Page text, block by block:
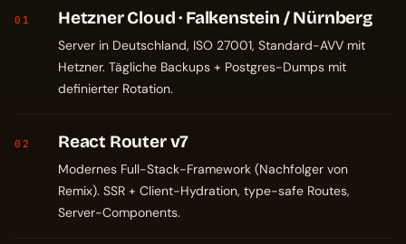
01 Hetzner Cloud · Falkenstein / Nürnberg
Server in Deutschland, ISO 27001, Standard-AVV mit
Hetzner. Tägliche Backups + Postgres-Dumps mit
definierter Rotation.
02 React Router v7
Modernes Full-Stack-Framework (Nachfolger von
Remix). SSR + Client-Hydration, type-safe Routes,
Server-Components.